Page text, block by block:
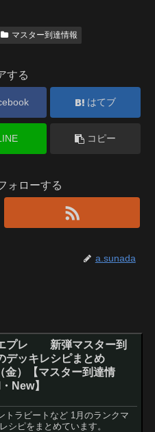
マスター到達情報
する
はてブ
コピー
ォローする
a.sunada
プレ 新弾マスター到
デッキレシピまとめ
金）【マスター到達情
New】
トラビートなど 1月のランクマ
シピをまとめています。